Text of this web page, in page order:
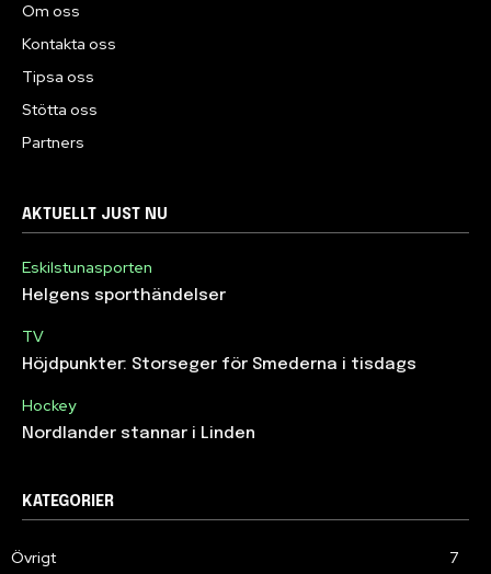
Om oss
Kontakta oss
Tipsa oss
Stötta oss
Partners
AKTUELLT JUST NU
Eskilstunasporten
Helgens sporthändelser
TV
Höjdpunkter: Storseger för Smederna i tisdags
Hockey
Nordlander stannar i Linden
KATEGORIER
Övrigt 7